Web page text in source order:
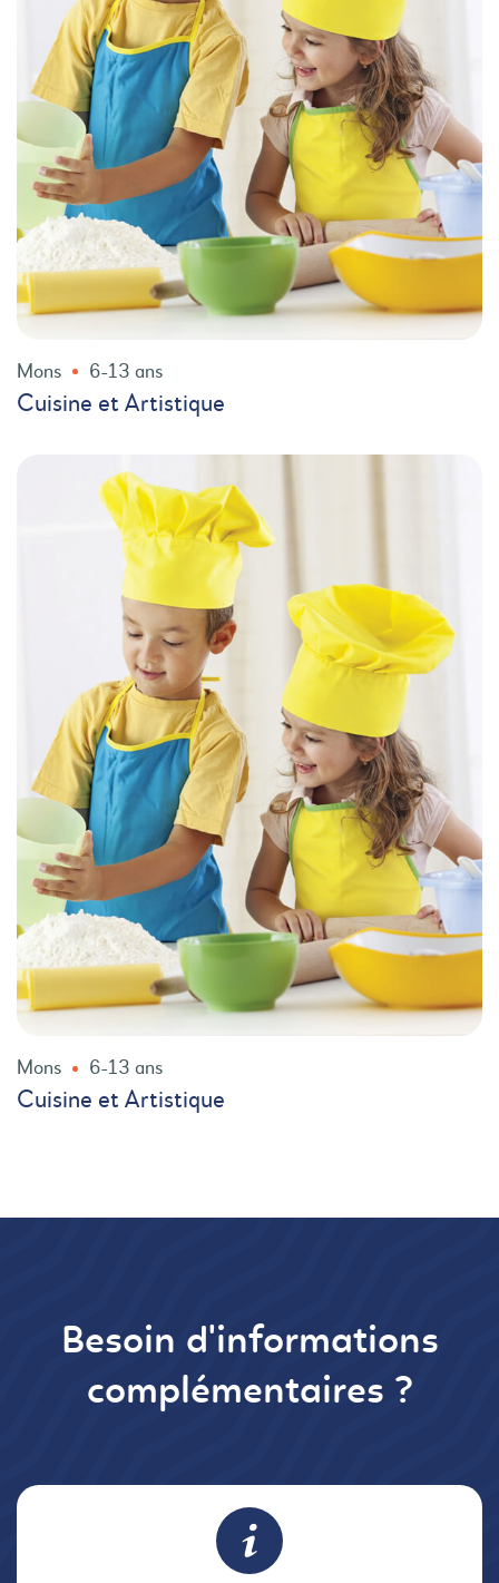
Mons 6-13 ans
Cuisine et Artistique
Mons 6-13 ans
Cuisine et Artistique
Besoin d'informations
complémentaires ?